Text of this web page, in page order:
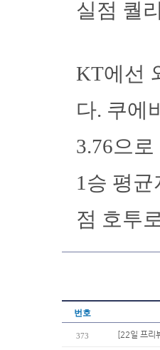
실점 퀄
KT에선
다. 쿠에
3.76으
1승 평
점 호투
번호
373 [22일 프리